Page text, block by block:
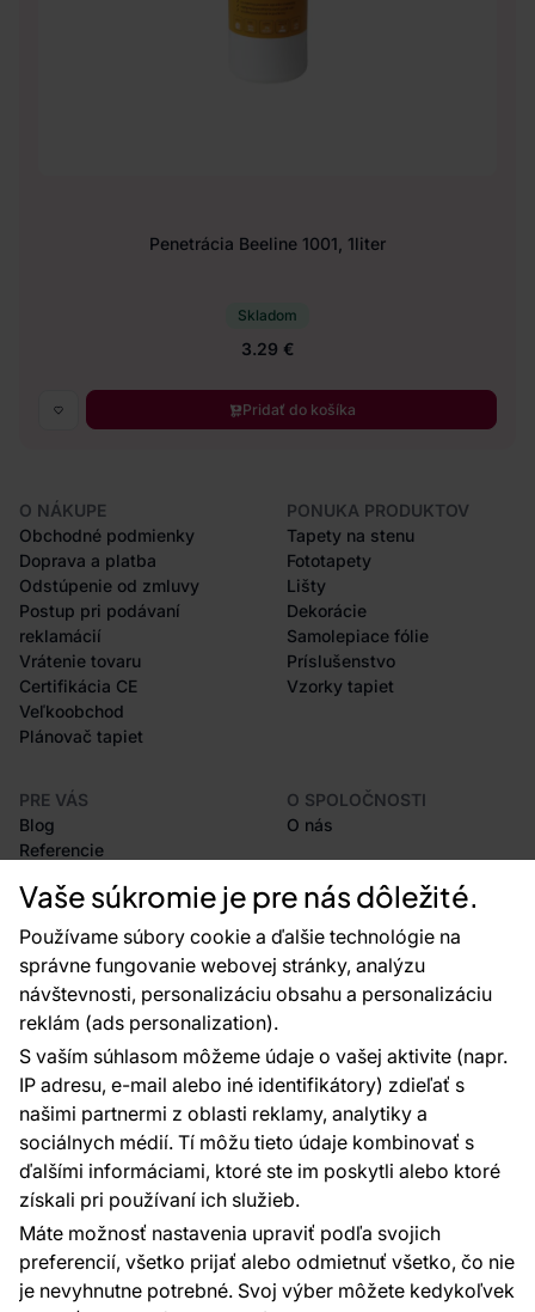
Vaše súkromie je pre nás dôležité.
Používame súbory cookie a ďalšie technológie na
správne fungovanie webovej stránky, analýzu
návštevnosti, personalizáciu obsahu a personalizáciu
reklám (ads personalization).
S vaším súhlasom môžeme údaje o vašej aktivite (napr.
IP adresu, e-mail alebo iné identifikátory) zdieľať s
našimi partnermi z oblasti reklamy, analytiky a
sociálnych médií. Tí môžu tieto údaje kombinovať s
ďalšími informáciami, ktoré ste im poskytli alebo ktoré
získali pri používaní ich služieb.
Máte možnosť nastavenia upraviť podľa svojich
preferencií, všetko prijať alebo odmietnuť všetko, čo nie
je nevyhnutne potrebné. Svoj výber môžete kedykoľvek
Penetrácia Beeline 1001, 1liter
Skladom
3.29 €
Pridať do košíka
O NÁKUPE
Obchodné podmienky
Doprava a platba
Odstúpenie od zmluvy
Postup pri podávaní
reklamácií
Vrátenie tovaru
Certifikácia CE
Veľkoobchod
Plánovač tapiet
PONUKA PRODUKTOV
Tapety na stenu
Fototapety
Lišty
Dekorácie
Samolepiace fólie
Príslušenstvo
Vzorky tapiet
PRE VÁS
Blog
Referencie
Rady a tipy
Najčastejšie otázky
O SPOLOČNOSTI
O nás
Kontakty
Sme tu pre vás 24 hodín denne, 7 dní v
týždni
+420 777 004 021
info@vavex.cz
Vavex 1990 s.r.o., IČ: 26776251, DIČ: CZ26776251
Dělostřelecká 330, Příbram 261 01
Ďalšie kontakty